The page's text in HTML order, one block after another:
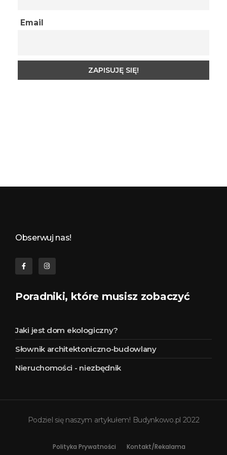
Email
Obserwuj nas!
Poradniki, które musisz zobaczyć
Jaki jest dom ekologiczny?
Słownik architektoniczno-budowlany
Nieruchomości - niezbędnik
Podziel się naszym artykułem! Budynkowo.pl 2022
Polityka Prywatności Kontakt/Rekalama